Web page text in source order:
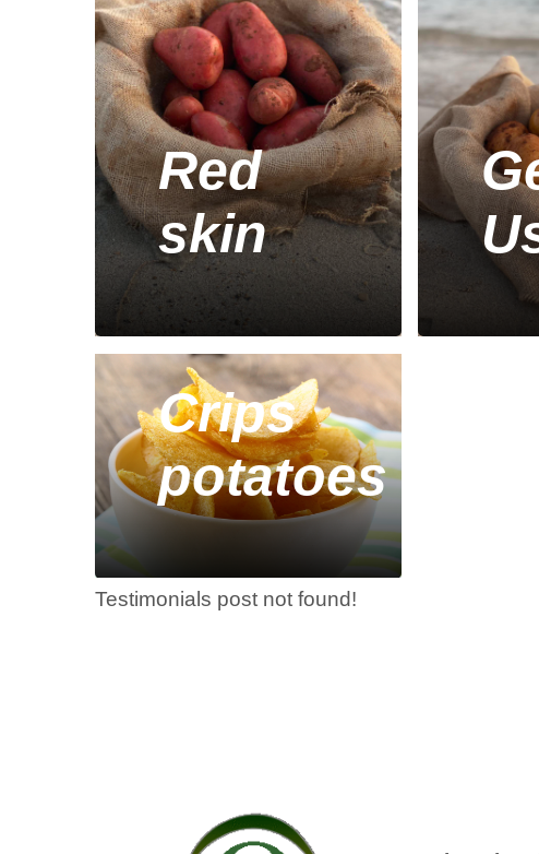
Red
skin
Crips
potatoes
Testimonials post not found!